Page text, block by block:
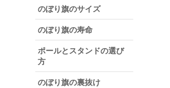
のぼり旗のサイズ
のぼり旗の寿命
ポールとスタンドの選び
方
のぼり旗の裏抜け